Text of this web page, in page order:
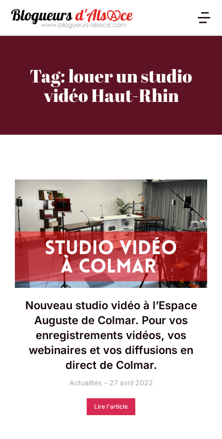
Tag: louer un studio
vidéo Haut-Rhin
Nouveau studio vidéo à l’Espace
Auguste de Colmar. Pour vos
enregistrements vidéos, vos
webinaires et vos diffusions en
direct de Colmar.
Actualités 27 avril 2022
Lire l'article